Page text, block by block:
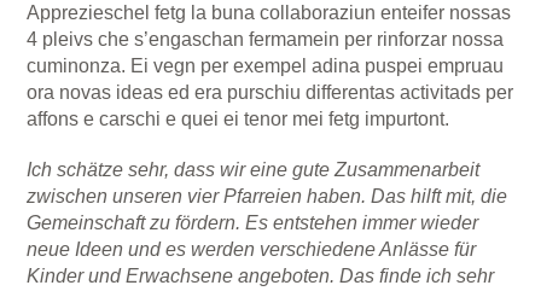
Apprezieschel fetg la buna collaboraziun enteifer nossas
4 pleivs che s’engaschan fermamein per rinforzar nossa
cuminonza. Ei vegn per exempel adina puspei empruau
ora novas ideas ed era purschiu differentas activitads per
affons e carschi e quei ei tenor mei fetg impurtont.
Ich schätze sehr, dass wir eine gute Zusammenarbeit
zwischen unseren vier Pfarreien haben. Das hilft mit, die
Gemeinschaft zu fördern. Es entstehen immer wieder
neue Ideen und es werden verschiedene Anlässe für
Kinder und Erwachsene angeboten. Das finde ich sehr